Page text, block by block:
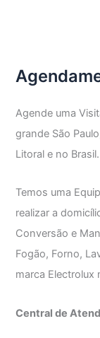
Agende uma
grande São
Litoral e no Brasil.
Temos uma
realizar a
Conversão e
Fogão, Forno,
marca Electrolux
Central de